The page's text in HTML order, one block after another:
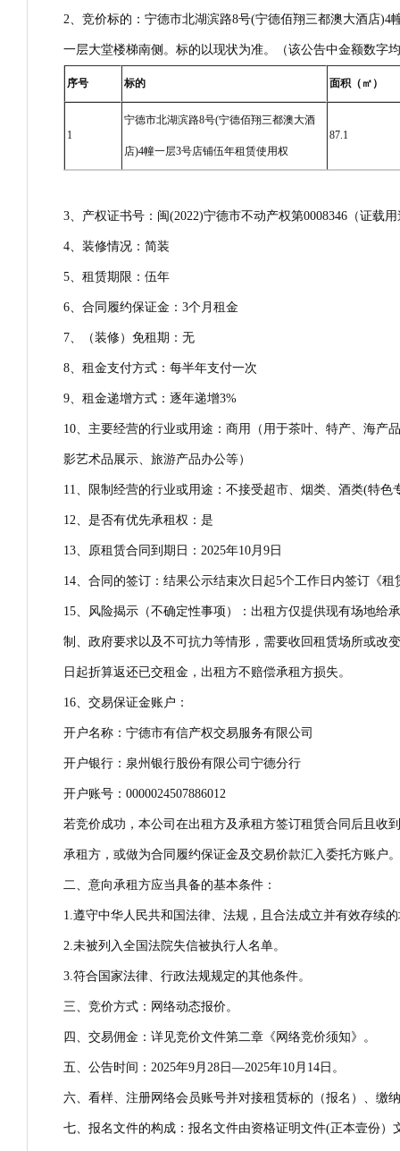
2、竞价标的：宁德市北湖滨路8号(宁德佰翔三都澳大酒店
一层大堂楼梯南侧。标的以现状为准。（该公告中金额数字
序号 标的 面积（㎡）
1
宁德市北湖滨路8号(宁德佰翔三都澳大酒
店)4幢一层3号店铺伍年租赁使用权
87.1
3、产权证书号：闽(2022)宁德市不动产权第0008346（证载
4、装修情况：简装
5、租赁期限：伍年
6、合同履约保证金：3个月租金
7、（装修）免租期：无
8、租金支付方式：每半年支付一次
9、租金递增方式：逐年递增3%
10、主要经营的行业或用途：商用（用于茶叶、特产、海产
影艺术品展示、旅游产品办公等）
11、限制经营的行业或用途：不接受超市、烟类、酒类(特
12、是否有优先承租权：是
13、原租赁合同到期日：2025年10月9日
14、合同的签订：结果公示结束次日起5个工作日内签订《
15、风险揭示（不确定性事项）：出租方仅提供现有场地给
制、政府要求以及不可抗力等情形，需要收回租赁场所或改
日起折算返还已交租金，出租方不赔偿承租方损失。
16、交易保证金账户：
开户名称：宁德市有信产权交易服务有限公司
开户银行：泉州银行股份有限公司宁德分行
开户账号：0000024507886012
若竞价成功，本公司在出租方及承租方签订租赁合同后且收
承租方，或做为合同履约保证金及交易价款汇入委托方账户。
二、意向承租方应当具备的基本条件：
1.遵守中华人民共和国法律、法规，且合法成立并有效存续
2.未被列入全国法院失信被执行人名单。
3.符合国家法律、行政法规规定的其他条件。
三、竞价方式：网络动态报价。
四、交易佣金：详见竞价文件第二章《网络竞价须知》。
五、公告时间：2025年9月28日—2025年10月14日。
六、看样、注册网络会员账号并对接租赁标的（报名）、缴
七、报名文件的构成：报名文件由资格证明文件(正本壹份